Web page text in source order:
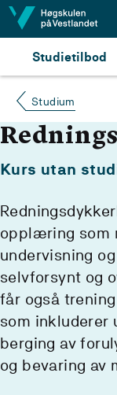
Hopp til innhald
Studietilbod
Studium
Kurs utan
opplæring som
undervisning
selvforsynt og
får også
som inkluderer
berging av
og bevaring av